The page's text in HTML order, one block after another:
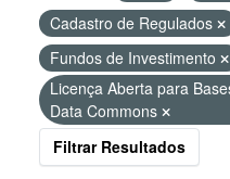
Cadastro de Regulados
Fundos de Investimento
Licença Aberta para
Data Commons
Filtrar Resultados